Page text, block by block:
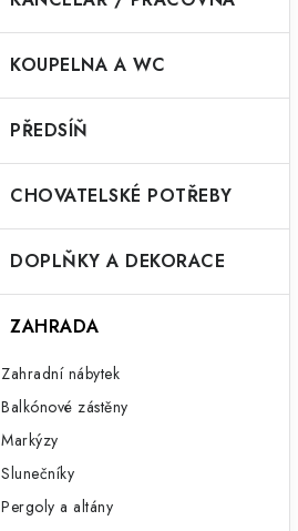
KOUPELNA A WC
PŘEDSÍŇ
CHOVATELSKÉ POTŘEBY
DOPLŇKY A DEKORACE
ZAHRADA
Zahradní nábytek
Balkónové zástěny
Markýzy
Slunečníky
Pergoly a altány